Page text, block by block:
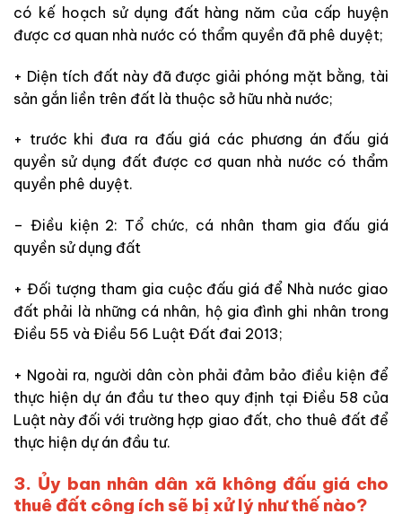
có kế hoạch sử dụng đất hàng năm của cấp huyện
được cơ quan nhà nước có thẩm quyền đã phê duyệt;
+ Diện tích đất này đã được giải phóng mặt bằng, tài
sản gắn liền trên đất là thuộc sở hữu nhà nước;
+ trước khi đưa ra đấu giá các phương án đấu giá
quyền sử dụng đất được cơ quan nhà nước có thẩm
quyền phê duyệt.
– Điều kiện 2: Tổ chức, cá nhân tham gia đấu giá
quyền sử dụng đất
+ Đối tượng tham gia cuộc đấu giá để Nhà nước giao
đất phải là những cá nhân, hộ gia đình ghi nhân trong
Điều 55 và Điều 56 Luật Đất đai 2013;
+ Ngoài ra, người dân còn phải đảm bảo điều kiện để
thực hiện dự án đầu tư theo quy định tại Điều 58 của
Luật này đối với trường hợp giao đất, cho thuê đất để
thực hiện dự án đầu tư.
3. Ủy ban nhân dân xã không đấu giá cho
thuê đất công ích sẽ bị xử lý như thế nào?